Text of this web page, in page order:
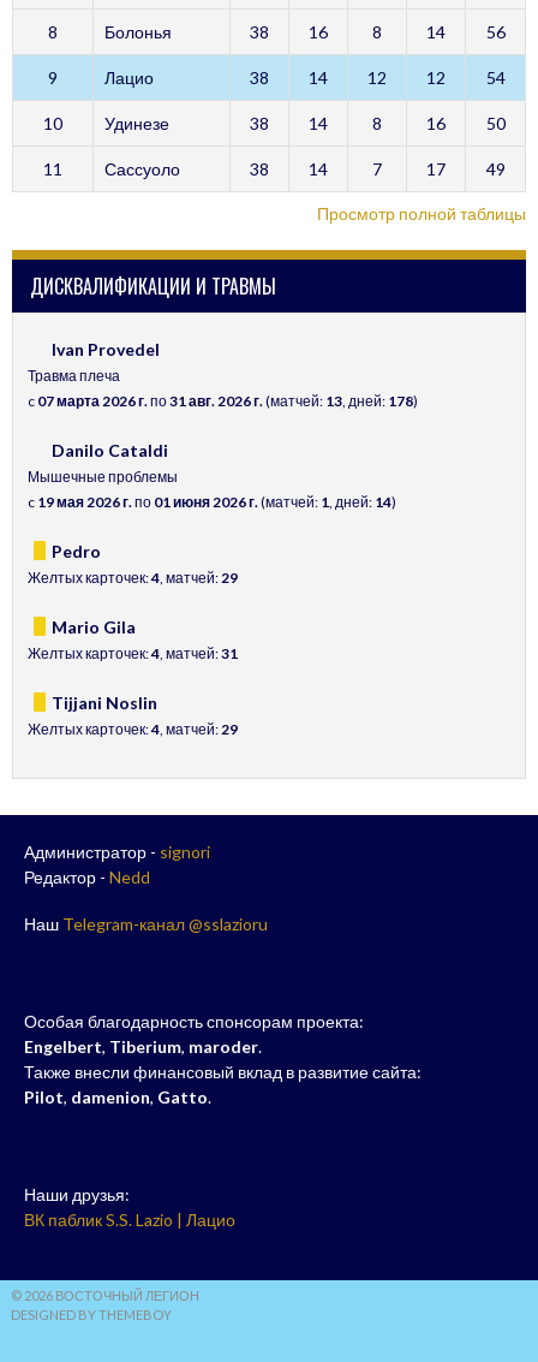
8 Болонья 38 16 8 14 56
9 Лацио 38 14 12 12 54
10 Удинезе 38 14 8 16 50
11 Сассуоло 38 14 7 17 49
Просмотр полной таблицы
ДИСКВАЛИФИКАЦИИ И ТРАВМЫ
Ivan Provedel
Травма плеча
c 07 марта 2026 г.по31 авг. 2026 г.(матчей: 13, дней: 178)
Danilo Cataldi
Мышечные проблемы
c 19 мая 2026 г.по 01 июня 2026 г.(матчей: 1, дней: 14)
Pedro
Желтых карточек:4, матчей:29
Mario Gila
Желтых карточек:4, матчей:31
Tijjani Noslin
Желтых карточек:4, матчей:29
Администратор - signori
Редактор - Nedd
Наш Telegram-канал @sslazioru
Особая благодарность спонсорам проекта:
Engelbert, Tiberium, maroder.
Также внесли финансовый вклад в развитие сайта:
Pilot, damenion, Gatto.
Наши друзья:
ВК паблик S.S. Lazio | Лацио
© 2026 ВОСТОЧНЫЙ ЛЕГИОН
DESIGNED BY THEMEBOY